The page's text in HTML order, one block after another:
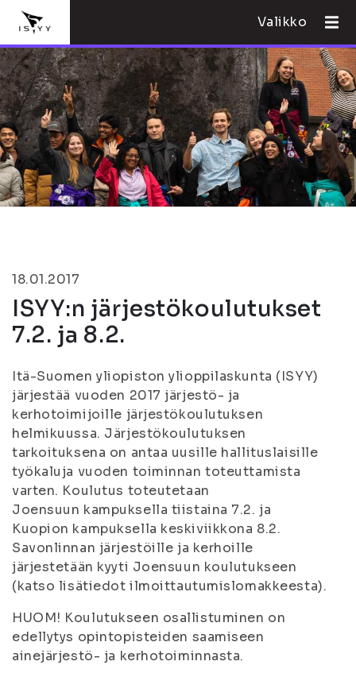
Valikko
18.01.2017
ISYY:n järjestökoulutukset
7.2. ja 8.2.
Itä-Suomen yliopiston ylioppilaskunta (ISYY)
järjestää vuoden 2017 järjestö- ja
kerhotoimijoille järjestökoulutuksen
helmikuussa. Järjestökoulutuksen
tarkoituksena on antaa uusille hallituslaisille
työkaluja vuoden toiminnan toteuttamista
varten. Koulutus toteutetaan
Joensuun kampuksella tiistaina 7.2. ja
Kuopion kampuksella keskiviikkona 8.2.
Savonlinnan järjestöille ja kerhoille
järjestetään kyyti Joensuun koulutukseen
(katso lisätiedot ilmoittautumislomakkeesta).
HUOM! Koulutukseen osallistuminen on
edellytys opintopisteiden saamiseen
ainejärjestö- ja kerhotoiminnasta.